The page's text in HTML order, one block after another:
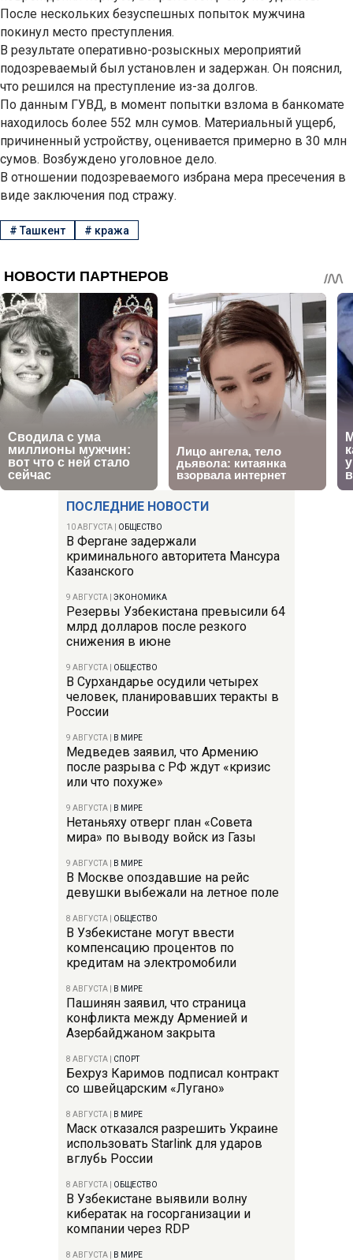
ПОСЛЕДНИЕ НОВОСТИ
10 АВГУСТА ОБЩЕСТВО
В Фергане задержали
криминального авторитета Мансура
Казанского
9 АВГУСТА ЭКОНОМИКА
Резервы Узбекистана превысили 64
млрд долларов после резкого
снижения в июне
9 АВГУСТА ОБЩЕСТВО
В Сурхандарье осудили четырех
человек, планировавших теракты в
России
9 АВГУСТА В МИРЕ
Медведев заявил, что Армению
после разрыва с РФ ждут «кризис
или что похуже»
9 АВГУСТА В МИРЕ
Нетаньяху отверг план «Совета
мира» по выводу войск из Газы
9 АВГУСТА В МИРЕ
В Москве опоздавшие на рейс
девушки выбежали на летное поле
8 АВГУСТА ОБЩЕСТВО
В Узбекистане могут ввести
компенсацию процентов по
кредитам на электромобили
8 АВГУСТА В МИРЕ
Пашинян заявил, что страница
конфликта между Арменией и
Азербайджаном закрыта
8 АВГУСТА СПОРТ
Бехруз Каримов подписал контракт
со швейцарским «Лугано»
8 АВГУСТА В МИРЕ
Маск отказался разрешить Украине
использовать Starlink для ударов
вглубь России
8 АВГУСТА ОБЩЕСТВО
В Узбекистане выявили волну
кибератак на госорганизации и
компании через RDP
8 АВГУСТА В МИРЕ
После нескольких безуспешных попыток мужчина
покинул место преступления.
В результате оперативно-розыскных мероприятий
подозреваемый был установлен и задержан. Он пояснил,
что решился на преступление из-за долгов.
По данным ГУВД, в момент попытки взлома в банкомате
находилось более 552 млн сумов. Материальный ущерб,
причиненный устройству, оценивается примерно в 30 млн
сумов. Возбуждено уголовное дело.
В отношении подозреваемого избрана мера пресечения в
виде заключения под стражу.
#Ташкент # кража